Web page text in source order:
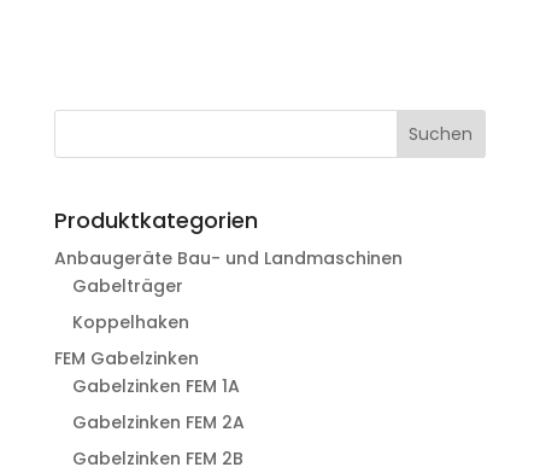
Suchen
Produktkategorien
Anbaugeräte Bau- und Landmaschinen
Gabelträger
Koppelhaken
FEM Gabelzinken
Gabelzinken FEM 1A
Gabelzinken FEM 2A
Gabelzinken FEM 2B